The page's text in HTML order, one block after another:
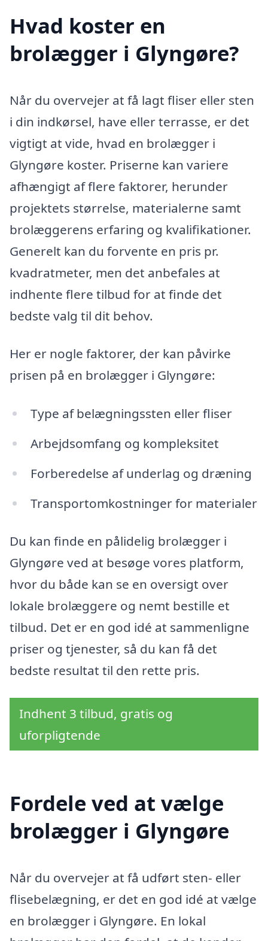
Hvad koster en
brolægger i Glyngøre?
Når du overvejer at få lagt fliser eller sten
i din indkørsel, have eller terrasse, er det
vigtigt at vide, hvad en brolægger i
Glyngøre koster. Priserne kan variere
afhængigt af flere faktorer, herunder
projektets størrelse, materialerne samt
brolæggerens erfaring og kvalifikationer.
Generelt kan du forvente en pris pr.
kvadratmeter, men det anbefales at
indhente flere tilbud for at finde det
bedste valg til dit behov.
Her er nogle faktorer, der kan påvirke
prisen på en brolægger i Glyngøre:
Type af belægningssten eller fliser
Arbejdsomfang og kompleksitet
Forberedelse af underlag og dræning
Transportomkostninger for materialer
Du kan finde en pålidelig brolægger i
Glyngøre ved at besøge vores platform,
hvor du både kan se en oversigt over
lokale brolæggere og nemt bestille et
tilbud. Det er en god idé at sammenligne
priser og tjenester, så du kan få det
bedste resultat til den rette pris.
Indhent 3 tilbud, gratis og
uforpligtende
Fordele ved at vælge
brolægger i Glyngøre
Når du overvejer at få udført sten- eller
flisebelægning, er det en god idé at vælge
en brolægger i Glyngøre. En lokal